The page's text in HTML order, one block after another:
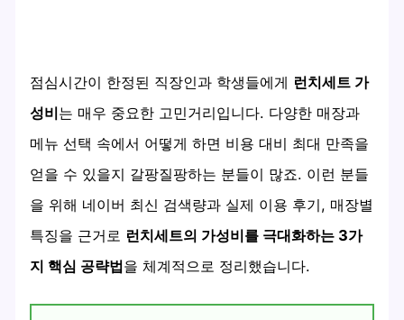
점심시간이 한정된 직장인과 학생들에게 런치세트 가
성비는 매우 중요한 고민거리입니다. 다양한 매장과
메뉴 선택 속에서 어떻게 하면 비용 대비 최대 만족을
얻을 수 있을지 갈팡질팡하는 분들이 많죠. 이런 분들
을 위해 네이버 최신 검색량과 실제 이용 후기, 매장별
특징을 근거로 런치세트의 가성비를 극대화하는 3가
지 핵심 공략법을 체계적으로 정리했습니다.